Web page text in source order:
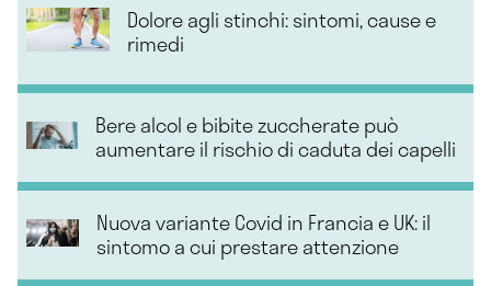
Dolore agli stinchi: sintomi, cause e
rimedi
Bere alcol e bibite zuccherate può
aumentare il rischio di caduta dei capelli
Nuova variante Covid in Francia e UK: il
sintomo a cui prestare attenzione